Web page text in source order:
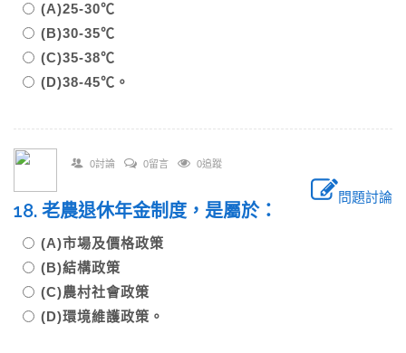
(A)25-30℃
(B)30-35℃
(C)35-38℃
(D)38-45℃。
0討論 0留言 0追蹤
問題討論
18. 老農退休年金制度，是屬於：
(A)市場及價格政策
(B)結構政策
(C)農村社會政策
(D)環境維護政策。